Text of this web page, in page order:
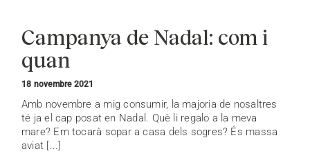
Campanya de Nadal: com i
quan
18 novembre 2021
Amb novembre a mig consumir, la majoria de nosaltres
té ja el cap posat en Nadal. Què li regalo a la meva
mare? Em tocarà sopar a casa dels sogres? És massa
aviat [...]